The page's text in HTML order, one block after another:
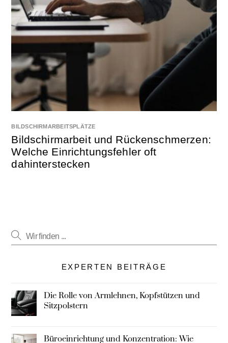
BILDSCHIRMARBEITSPLÄTZE
Bildschirmarbeit und Rückenschmerzen:
Welche Einrichtungsfehler oft
dahinterstecken
EXPERTEN BEITRÄGE
Die Rolle von Armlehnen, Kopfstützen und
Sitzpolstern
Büroeinrichtung und Konzentration: Wie